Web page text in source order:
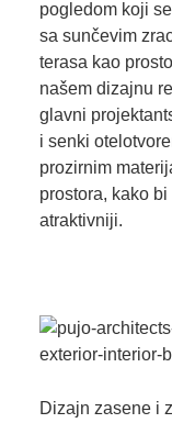
pogledom koji
sa sunčevim
terasa kao
našem dizajnu
glavni
i senki
prozirnim
prostora, kako
atraktivniji.
Dizajn zasene i